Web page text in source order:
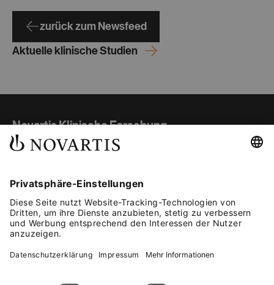
zurück zum Newsfeed
Aktuelle klinische Studien
Novartis Klinische Forschung
Teilnahme und Ablauf
Gut informiert
Kontakt